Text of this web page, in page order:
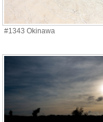
#1343 Okinawa